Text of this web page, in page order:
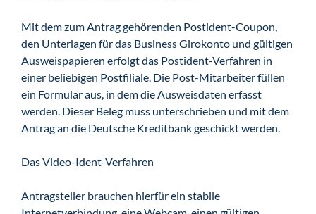
Mit dem zum Antrag gehörenden Postident-Coupon,
den Unterlagen für das Business Girokonto und gültigen
Ausweispapieren erfolgt das Postident-Verfahren in
einer beliebigen Postfiliale. Die Post-Mitarbeiter füllen
ein Formular aus, in dem die Ausweisdaten erfasst
werden. Dieser Beleg muss unterschrieben und mit dem
Antrag an die Deutsche Kreditbank geschickt werden.
Das Video-Ident-Verfahren
Antragsteller brauchen hierfür ein stabile